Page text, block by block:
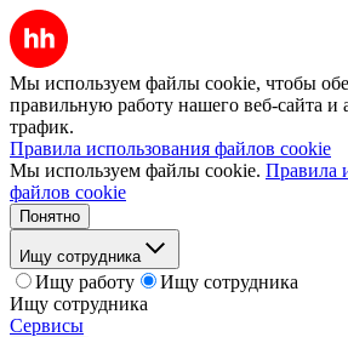
Мы используем файлы cookie, чтобы
правильную работу нашего веб-сайта и
трафик.
Правила использования файлов cookie
Мы используем файлы cookie. Правила
файлов cookie
Понятно
Ищу сотрудника
Ищу работу
Ищу сотрудника
Ищу сотрудника
Сервисы